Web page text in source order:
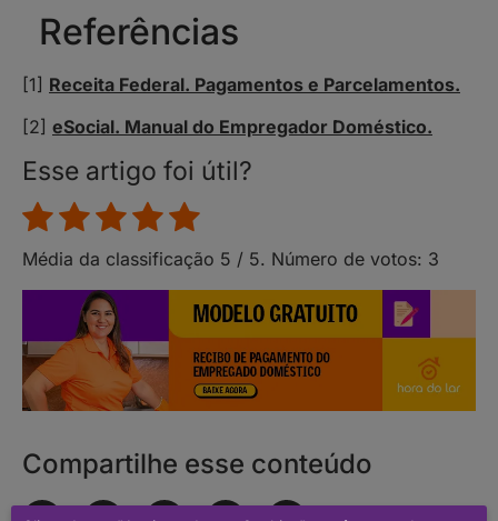
Referências
[1] Receita Federal. Pagamentos e Parcelamentos.
[2] eSocial. Manual do Empregador Doméstico.
Esse artigo foi útil?
Média da classificação 5 / 5. Número de votos: 3
Compartilhe esse conteúdo